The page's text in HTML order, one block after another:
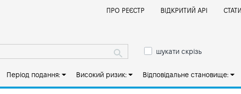
ПРО РЕЄСТР ВІДКРИТИЙ АРІ
шукати скрізь
Період подання: Високий ризик: Відповідальне становище: